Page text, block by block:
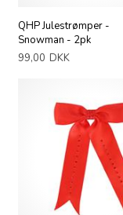
QHP Julestrømper -
Snowman - 2pk
99,00 DKK